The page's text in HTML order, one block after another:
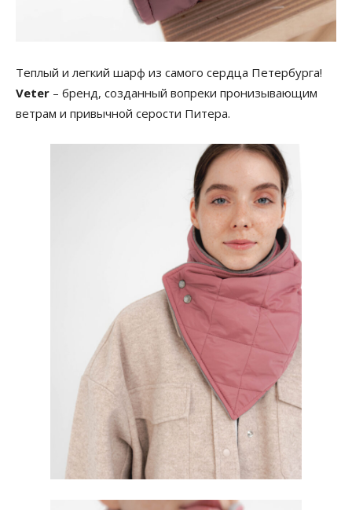
Теплый и легкий шарф из самого сердца Петербурга!
Veter – бренд, созданный вопреки пронизывающим
ветрам и привычной серости Питера.